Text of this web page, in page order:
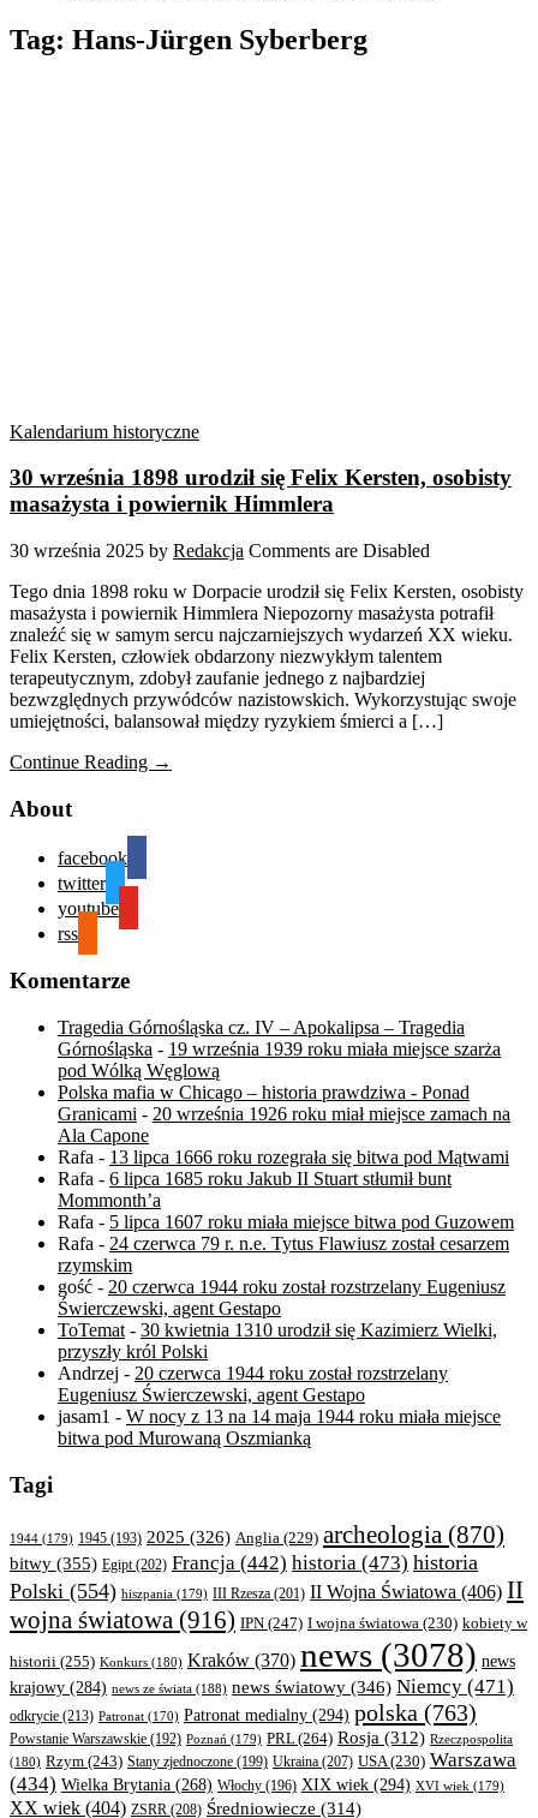
Tag: Hans-Jürgen Syberberg
Kalendarium historyczne
30 września 1898 urodził się Felix Kersten, osobisty
masażysta i powiernik Himmlera
30 września 2025 by Redakcja Comments are Disabled
Tego dnia 1898 roku w Dorpacie urodził się Felix Kersten, osobisty
masażysta i powiernik Himmlera Niepozorny masażysta potrafił
znaleźć się w samym sercu najczarniejszych wydarzeń XX wieku.
Felix Kersten, człowiek obdarzony niezwykłym talentem
terapeutycznym, zdobył zaufanie jednego z najbardziej
bezwzględnych przywódców nazistowskich. Wykorzystując swoje
umiejętności, balansował między ryzykiem śmierci a […]
Continue Reading →
About
facebook
twitter
youtube
rss
Komentarze
Tragedia Górnośląska cz. IV – Apokalipsa – Tragedia
Górnośląska - 19 września 1939 roku miała miejsce szarża
pod Wólką Węglową
Polska mafia w Chicago – historia prawdziwa - Ponad
Granicami - 20 września 1926 roku miał miejsce zamach na
Ala Capone
Rafa - 13 lipca 1666 roku rozegrała się bitwa pod Mątwami
Rafa - 6 lipca 1685 roku Jakub II Stuart stłumił bunt
Mommonth’a
Rafa - 5 lipca 1607 roku miała miejsce bitwa pod Guzowem
Rafa - 24 czerwca 79 r. n.e. Tytus Flawiusz został cesarzem
rzymskim
gość - 20 czerwca 1944 roku został rozstrzelany Eugeniusz
Świerczewski, agent Gestapo
ToTemat - 30 kwietnia 1310 urodził się Kazimierz Wielki,
przyszły król Polski
Andrzej - 20 czerwca 1944 roku został rozstrzelany
Eugeniusz Świerczewski, agent Gestapo
jasam1 - W nocy z 13 na 14 maja 1944 roku miała miejsce
bitwa pod Murowaną Oszmianką
Tagi
1944 (179) 1945 (193) 2025 (326) Anglia (229) archeologia (870)
bitwy (355) Egipt(202) Francja (442) historia (473) historia
Polski (554) hiszpania (179) III Rzesza (201) II Wojna Światowa (406) II
wojna światowa (916) IPN (247) I wojna światowa (230) kobiety w
historii (255) Konkurs (180) Kraków (370) news (3078) news
krajowy (284) news ze świata (188) news światowy (346) Niemcy (471)
odkrycie (213) Patronat (170) Patronat medialny (294) polska (763)
Powstanie Warszawskie (192) Poznań (179) PRL(264) Rosja (312) Rzeczpospolita
(180) Rzym (243) Stany zjednoczone (199) Ukraina (207) USA(230) Warszawa
(434) Wielka Brytania (268) Włochy (196) XIX wiek (294) XVI wiek (179)
XX wiek (404) ZSRR (208) Średniowiecze (314)